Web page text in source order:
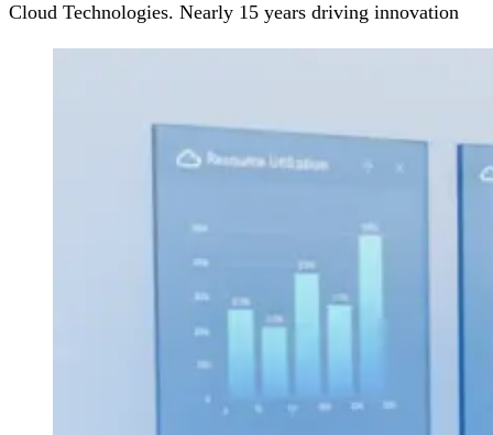
Cloud Technologies. Nearly 15 years driving innovation